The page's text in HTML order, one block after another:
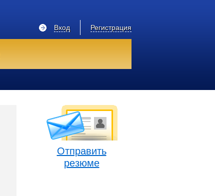
Регистрация
Вход
Отправить
резюме